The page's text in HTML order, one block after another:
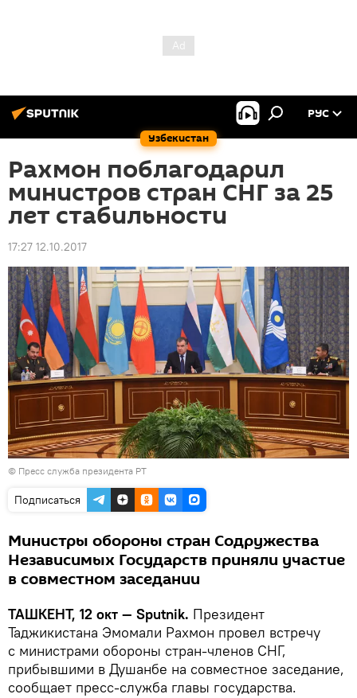
Узбекистан
РУС
Рахмон поблагодарил
министров стран СНГ за 25
лет стабильности
17:27 12.10.2017
© Пресс служба президента РТ
Подписаться
Министры обороны стран Содружества
Независимых Государств приняли участие
в совместном заседании
ТАШКЕНТ, 12 окт — Sputnik. Президент
Таджикистана Эмомали Рахмон провел встречу
с министрами обороны стран-членов СНГ,
прибывшими в Душанбе на совместное заседание,
сообщает пресс-служба главы государства.